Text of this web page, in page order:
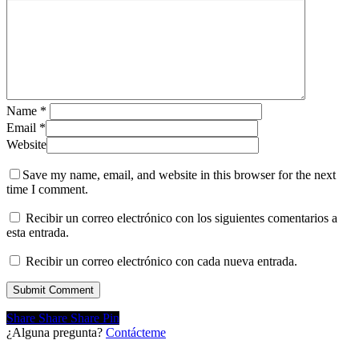
Name *
Email *
Website
Save my name, email, and website in this browser for the next
time I comment.
Recibir un correo electrónico con los siguientes comentarios a
esta entrada.
Recibir un correo electrónico con cada nueva entrada.
Share
Share Share Share Pin
¿Alguna pregunta? Contácteme